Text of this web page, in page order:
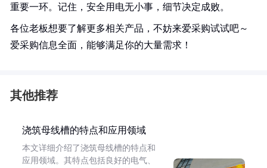
重要一环。记住，安全用电无小事，细节决定成败。
各位老板想要了解更多相关产品，不妨来爱采购试试吧～
爱采购信息全面，能够满足你的大量需求！
其他推荐
浇筑母线槽的特点和应用领域
本文详细介绍了浇筑母线槽的特点和
应用领域。其特点包括良好的电气、